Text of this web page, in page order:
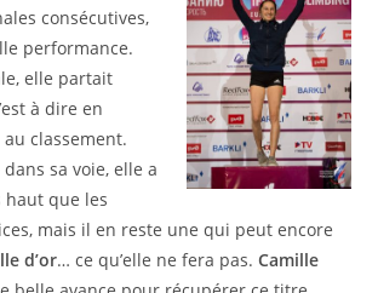
consécutives,
performance.
elle partait
à dire en
classement.
sa voie, elle a
que les
mais il en reste une qui peut encore
d’or… ce qu’elle ne fera pas.Camille